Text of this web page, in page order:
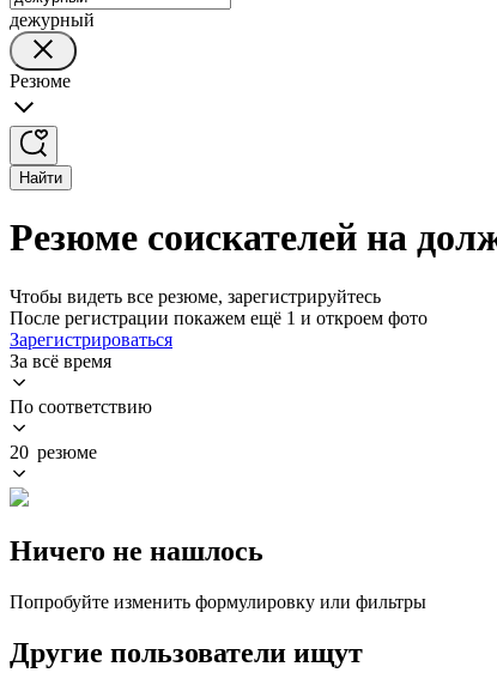
дежурный
Резюме
Найти
Резюме соискателей на
Чтобы видеть все резюме, зарегистрируйтесь
После регистрации покажем ещё 1 и откроем фото
Зарегистрироваться
За всё время
По соответствию
20 резюме
Ничего не нашлось
Попробуйте изменить формулировку или фильтры
Другие пользователи ищут